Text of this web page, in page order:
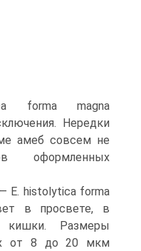
forma magna
Нередки
амеб совсем не
оформленных
Е. histolytica forma
в просвете, в
кишки. Размеры
от 8 до 20 мкм